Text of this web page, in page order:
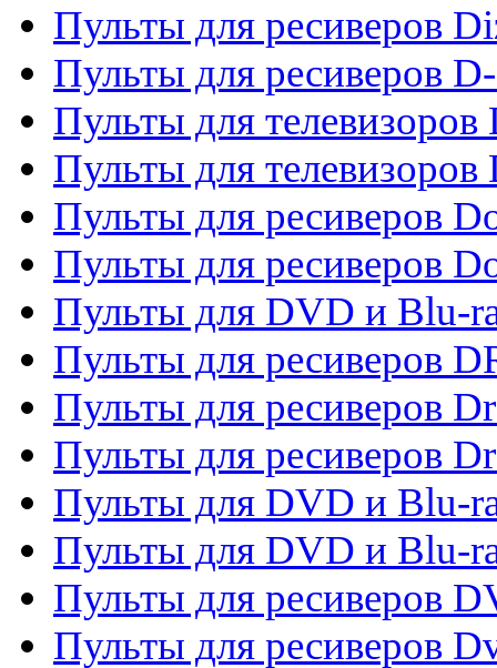
Пульты для ресиверов
Пульты для ресиверов
Пульты для телевизоров
Пульты для
Пульты для ресиверов
Пульты для ресиверов
Пульты для DVD и Blu-
Пульты для ресиверов
Пульты для ресиверов
Пульты для ресиверов
Пульты для DVD и Blu-
Пульты для DVD и Blu-
Пульты для ресиверов
Пульты для ресиверов